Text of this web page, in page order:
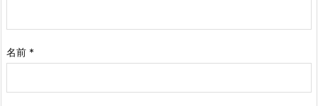
名前 *